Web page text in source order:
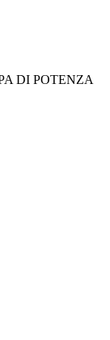
DI POTENZA